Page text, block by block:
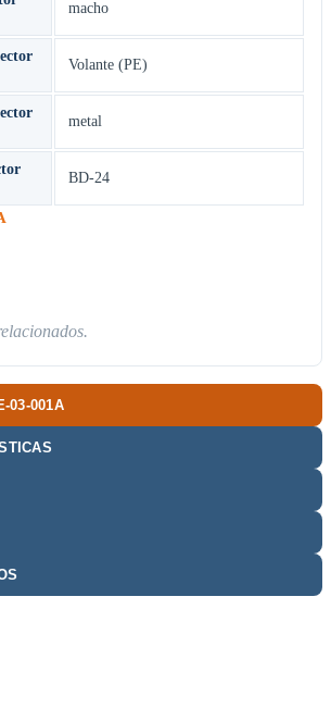
03-001A
macho
Volante (PE)
metal
BD-24